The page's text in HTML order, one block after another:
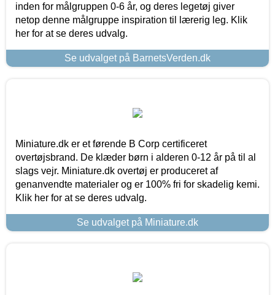
inden for målgruppen 0-6 år, og deres legetøj giver
netop denne målgruppe inspiration til lærerig leg. Klik
her for at se deres udvalg.
Se udvalget på BarnetsVerden.dk
Miniature.dk er et førende B Corp certificeret
overtøjsbrand. De klæder børn i alderen 0-12 år på til al
slags vejr. Miniature.dk overtøj er produceret af
genanvendte materialer og er 100% fri for skadelig kemi.
Klik her for at se deres udvalg.
Se udvalget på Miniature.dk